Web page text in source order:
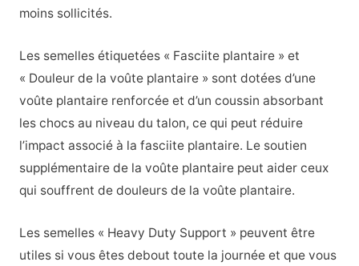
moins sollicités.
Les semelles étiquetées « Fasciite plantaire » et
« Douleur de la voûte plantaire » sont dotées d’une
voûte plantaire renforcée et d’un coussin absorbant
les chocs au niveau du talon, ce qui peut réduire
l’impact associé à la fasciite plantaire. Le soutien
supplémentaire de la voûte plantaire peut aider ceux
qui souffrent de douleurs de la voûte plantaire.
Les semelles « Heavy Duty Support » peuvent être
utiles si vous êtes debout toute la journée et que vous